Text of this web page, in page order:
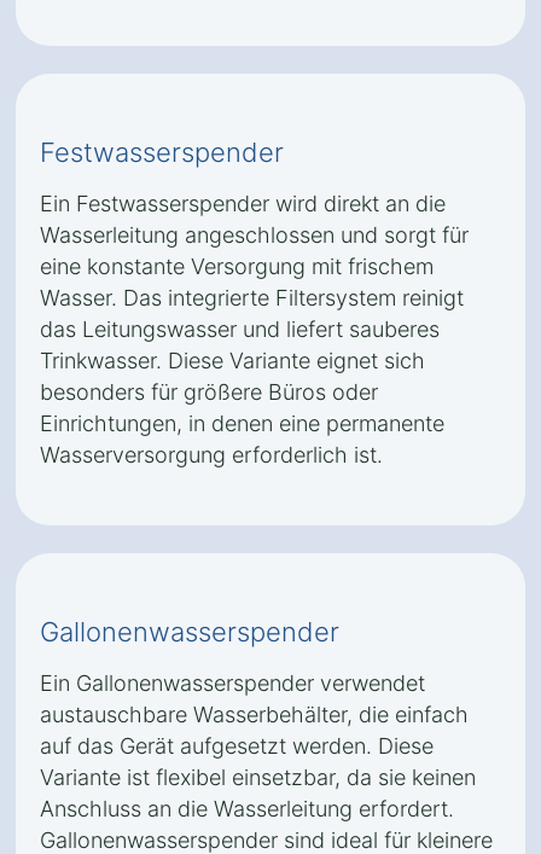
Festwasserspender
Ein Festwasserspender wird direkt an die
Wasserleitung angeschlossen und sorgt für
eine konstante Versorgung mit frischem
Wasser. Das integrierte Filtersystem reinigt
das Leitungswasser und liefert sauberes
Trinkwasser. Diese Variante eignet sich
besonders für größere Büros oder
Einrichtungen, in denen eine permanente
Wasserversorgung erforderlich ist.
Gallonenwasserspender
Ein Gallonenwasserspender verwendet
austauschbare Wasserbehälter, die einfach
auf das Gerät aufgesetzt werden. Diese
Variante ist flexibel einsetzbar, da sie keinen
Anschluss an die Wasserleitung erfordert.
Gallonenwasserspender sind ideal für kleinere